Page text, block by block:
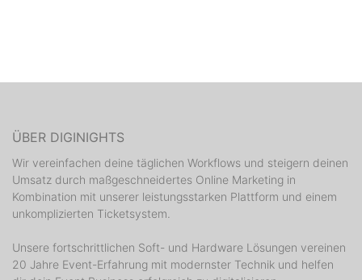
ÜBER DIGINIGHTS
Wir vereinfachen deine täglichen Workflows und steigern deinen
Umsatz durch maßgeschneidertes Online Marketing in
Kombination mit unserer leistungsstarken Plattform und einem
unkomplizierten Ticketsystem.
Unsere fortschrittlichen Soft- und Hardware Lösungen vereinen
20 Jahre Event-Erfahrung mit modernster Technik und helfen